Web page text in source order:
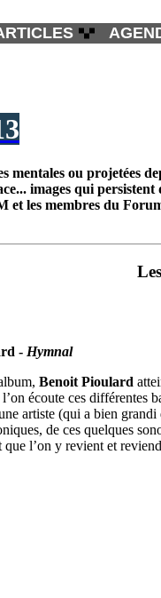
mentales ou projetées
images qui
et les membres du
- Hymnal
Benoit Pioulard
écoute ces différentes
artiste (qui a bien
de ces quelques
que l’on y revient et